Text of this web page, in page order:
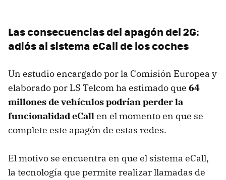
Las consecuencias del apagón del 2G:
adiós al sistema eCall de los coches
Un estudio encargado por la Comisión Europea y
elaborado por LS Telcom ha estimado que 64
millones de vehículos podrían perder la
funcionalidad eCallen el momento en que se
complete este apagón de estas redes.
El motivo se encuentra en que el sistema eCall,
la tecnología que permite realizar llamadas de